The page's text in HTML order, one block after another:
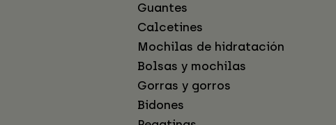
Guantes
Calcetines
Mochilas de hidratación
Bolsas y mochilas
Gorras y gorros
Bidones